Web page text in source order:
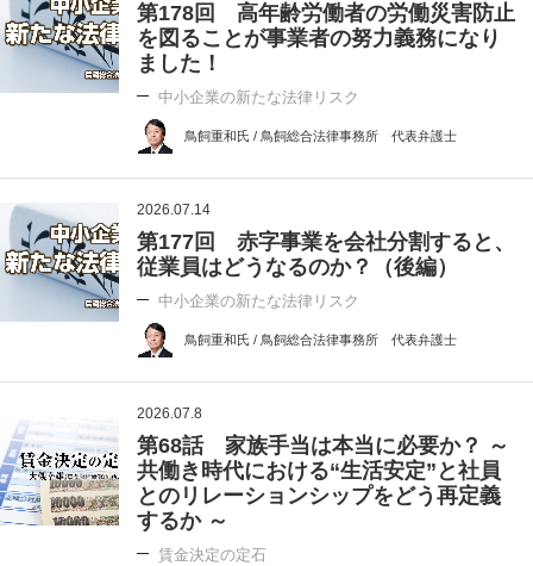
第178回 高年齢労働者の労働災害防止
を図ることが事業者の努力義務になり
ました！
中小企業の新たな法律リスク
鳥飼重和氏 / 鳥飼総合法律事務所 代表弁護士
2026.07.14
第177回 赤字事業を会社分割すると、
従業員はどうなるのか？（後編）
中小企業の新たな法律リスク
鳥飼重和氏 / 鳥飼総合法律事務所 代表弁護士
2026.07.8
第68話 家族手当は本当に必要か？ ～
共働き時代における“生活安定”と社員
とのリレーションシップをどう再定義
するか ～
賃金決定の定石